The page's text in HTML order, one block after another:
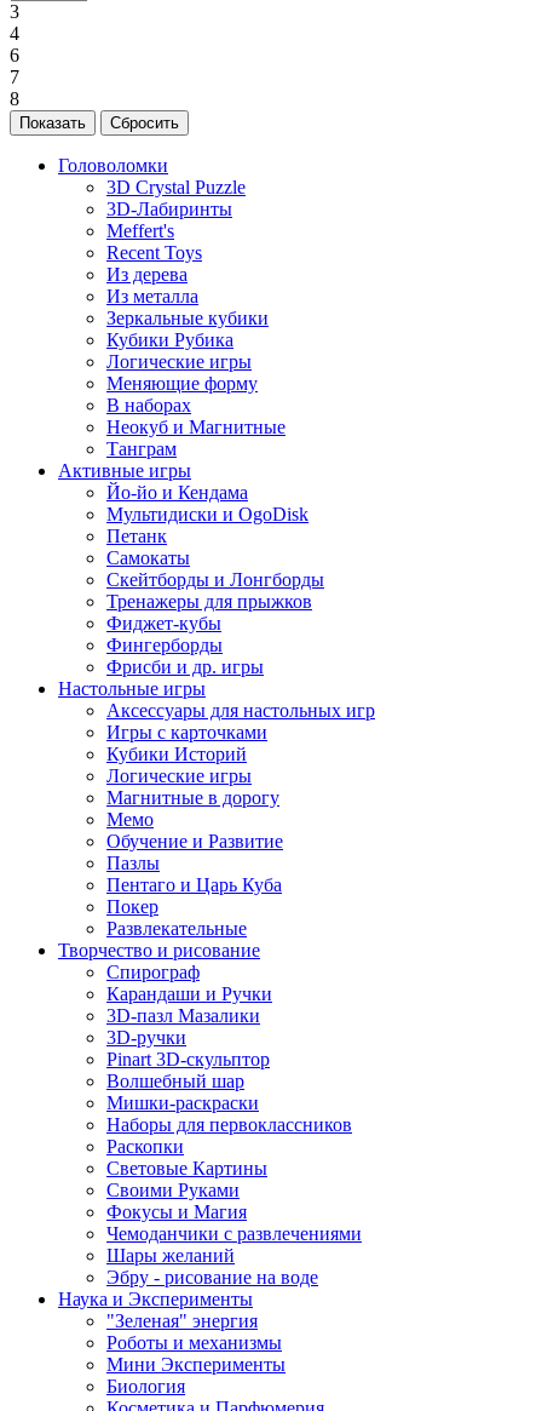
3
4
6
7
8
Головоломки
3D Crystal Puzzle
3D-Лабиринты
Meffert's
Recent Toys
Из дерева
Из металла
Зеркальные кубики
Кубики Рубика
Логические игры
Меняющие форму
В наборах
Неокуб и Магнитные
Танграм
Активные игры
Йо-йо и Кендама
Мультидиски и OgoDisk
Петанк
Самокаты
Скейтборды и Лонгборды
Тренажеры для прыжков
Фиджет-кубы
Фингерборды
Фрисби и др. игры
Настольные игры
Аксессуары для настольных игр
Игры с карточками
Кубики Историй
Логические игры
Магнитные в дорогу
Мемо
Обучение и Развитие
Пазлы
Пентаго и Царь Куба
Покер
Развлекательные
Творчество и рисование
Спирограф
Карандаши и Ручки
3D-пазл Мазалики
3D-ручки
Pinart 3D-скульптор
Волшебный шар
Мишки-раскраски
Наборы для первоклассников
Раскопки
Световые Картины
Своими Руками
Фокусы и Магия
Чемоданчики с развлечениями
Шары желаний
Эбру - рисование на воде
Наука и Эксперименты
"Зеленая" энергия
Роботы и механизмы
Мини Эксперименты
Биология